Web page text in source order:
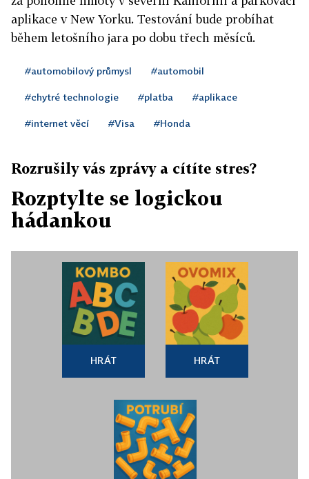
aplikace v New Yorku. Testování bude probíhat
během letošního jara po dobu třech měsíců.
#automobilový průmysl #automobil
#chytré technologie #platba #aplikace
#internet věcí #Visa #Honda
Rozrušily vás zprávy a cítíte stres?
Rozptylte se logickou
hádankou
HRÁT HRÁT